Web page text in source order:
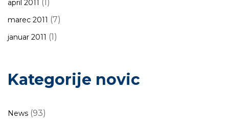
april 2011 (1)
marec 2011 (7)
januar 2011 (1)
Kategorije novic
News (93)